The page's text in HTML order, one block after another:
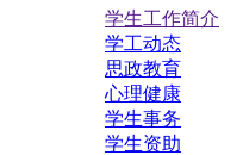
学生工作简介
学工动态
思政教育
心理健康
学生事务
学生资助